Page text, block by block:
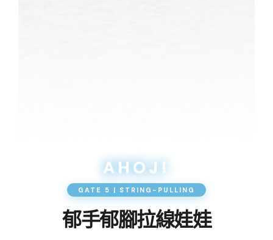
AHOJ!
GATE 5 | STRING-PULLING
郁手郁腳拉線娃娃